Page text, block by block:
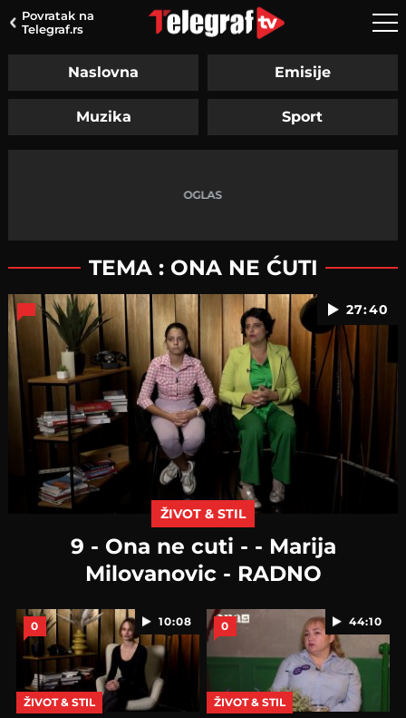
Povratak na
Telegraf.rs
Naslovna Emisije
Muzika Sport
TEMA : ONA NE ĆUTI
27:40
ŽIVOT & STIL
9 - Ona ne cuti - - Marija
Milovanovic - RADNO
10:08
0
ŽIVOT & STIL
44:10
0
ŽIVOT & STIL